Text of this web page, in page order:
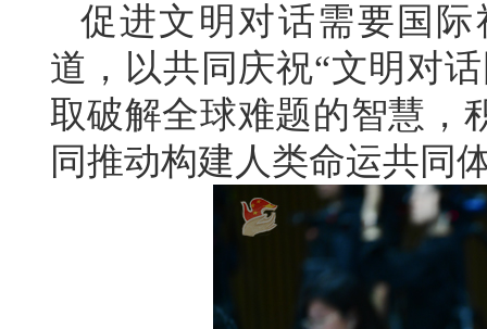
促进文明对话需要国
道，以共同庆祝“文明对
取破解全球难题的智慧，
同推动构建人类命运共同